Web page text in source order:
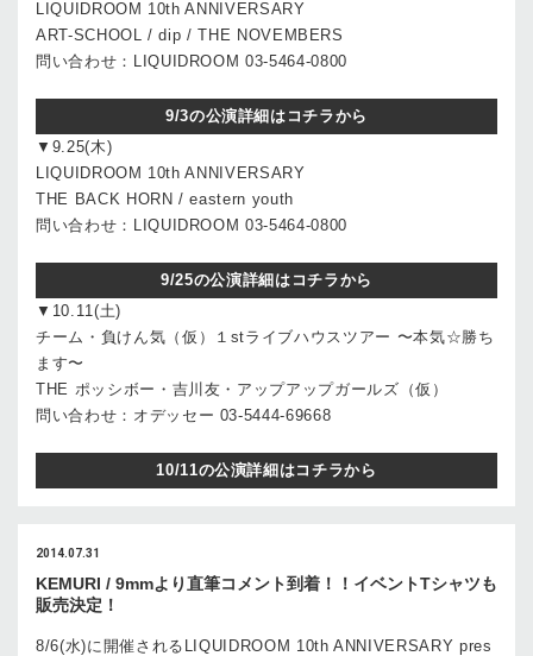
LIQUIDROOM 10th ANNIVERSARY
ART-SCHOOL / dip / THE NOVEMBERS
問い合わせ：LIQUIDROOM 03-5464-0800
9/3の公演詳細はコチラから
▼9.25(木)
LIQUIDROOM 10th ANNIVERSARY
THE BACK HORN / eastern youth
問い合わせ：LIQUIDROOM 03-5464-0800
9/25の公演詳細はコチラから
▼10.11(土)
チーム・負けん気（仮）１stライブハウスツアー 〜本気☆勝ち
ます〜
THE ポッシボー・吉川友・アップアップガールズ（仮）
問い合わせ：オデッセー 03-5444-69668
10/11の公演詳細はコチラから
2014.07.31
KEMURI / 9mmより直筆コメント到着！！イベントTシャツも
販売決定！
8/6(水)に開催されるLIQUIDROOM 10th ANNIVERSARY pres